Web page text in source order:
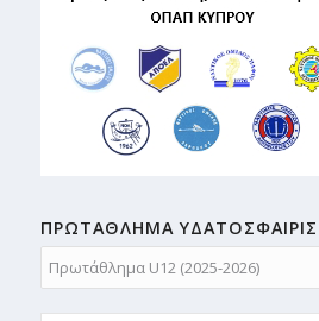
ΠΡΩΤΑΘΛΗMA